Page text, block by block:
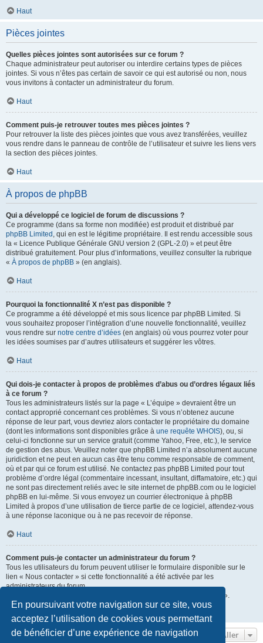
En poursuivant votre navigation sur ce site, vous
acceptez l’utilisation de cookies vous permettant
de bénéficier d’une expérience de navigation
Haut
Pièces jointes
Quelles pièces jointes sont autorisées sur ce forum ?
Chaque administrateur peut autoriser ou interdire certains types de pièces
jointes. Si vous n’êtes pas certain de savoir ce qui est autorisé ou non, nous
vous invitons à contacter un administrateur du forum.
Haut
Comment puis-je retrouver toutes mes pièces jointes ?
Pour retrouver la liste des pièces jointes que vous avez transférées, veuillez
vous rendre dans le panneau de contrôle de l’utilisateur et suivre les liens vers
la section des pièces jointes.
Haut
À propos de phpBB
Qui a développé ce logiciel de forum de discussions ?
Ce programme (dans sa forme non modifiée) est produit et distribué par
phpBB Limited , qui en est le légitime propriétaire. Il est rendu accessible sous
la « Licence Publique Générale GNU version 2 (GPL-2.0) » et peut être
distribué gratuitement. Pour plus d’informations, veuillez consulter la rubrique
« À propos de phpBB » (en anglais).
Haut
Pourquoi la fonctionnalité X n’est pas disponible ?
Ce programme a été développé et mis sous licence par phpBB Limited. Si
vous souhaitez proposer l’intégration d’une nouvelle fonctionnalité, veuillez
vous rendre sur notre centre d’idées (en anglais) où vous pourrez voter pour
les idées soumises par d’autres utilisateurs et suggérer les vôtres.
Haut
Qui dois-je contacter à propos de problèmes d’abus ou d’ordres légaux liés
à ce forum ?
Tous les administrateurs listés sur la page « L’équipe » devraient être un
contact approprié concernant ces problèmes. Si vous n’obtenez aucune
réponse de leur part, vous devriez alors contacter le propriétaire du domaine
(dont les informations sont disponibles grâce à une requête WHOIS), ou, si
celui-ci fonctionne sur un service gratuit (comme Yahoo, Free, etc.), le service
de gestion des abus. Veuillez noter que phpBB Limited n’a absolument aucune
juridiction et ne peut en aucun cas être tenu comme responsable de comment,
où et par qui ce forum est utilisé. Ne contactez pas phpBB Limited pour tout
problème d’ordre légal (commentaire incessant, insultant, diffamatoire, etc.) qui
ne sont pas directement reliés avec le site internet de phpBB.com ou le logiciel
phpBB en lui-même. Si vous envoyez un courrier électronique à phpBB
Limited à propos d’une utilisation de tierce partie de ce logiciel, attendez-vous
à une réponse laconique ou à ne pas recevoir de réponse.
Haut
Comment puis-je contacter un administrateur du forum ?
Tous les utilisateurs du forum peuvent utiliser le formulaire disponible sur le
lien « Nous contacter » si cette fonctionnalité a été activée par les
administrateurs du forum.
Les membres du forum peuvent également utiliser le lien « L’équipe ».
Aller